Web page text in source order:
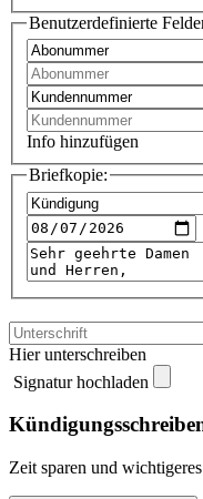
Benutzerdefinierte
Info hinzufügen
Briefkopie:
Hier unterschreiben
Signatur hochladen
Zeit sparen und